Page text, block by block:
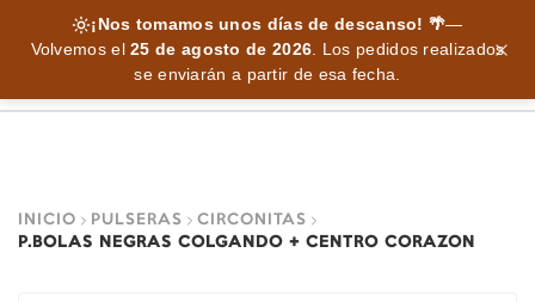
¡Nos tomamos unos días de descanso! 🌴—
Volvemos el25 de agosto de 2026. Los pedidos realizados
se enviarán a partir de esa fecha.
INICIO PULSERAS
CIRCONITAS
P.BOLAS NEGRAS COLGANDO + CENTRO CORAZON